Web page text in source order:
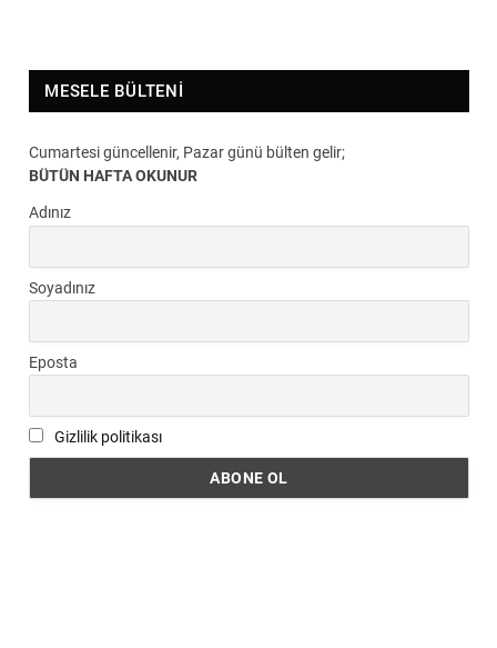
MESELE BÜLTENI
Cumartesi güncellenir, Pazar günü bülten gelir;
BÜTÜN HAFTA OKUNUR
Adınız
Soyadınız
Eposta
Gizlilik politikası